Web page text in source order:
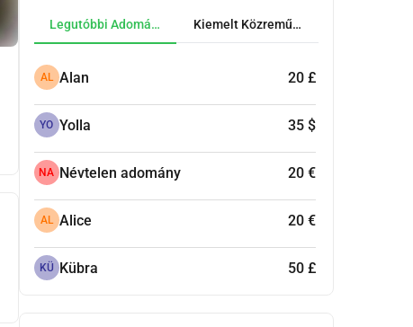
Legutóbbi Adományok Kiemelt Közreműködők
AL Alan 20 £
YO Yolla 35 $
NA Névtelen adomány 20 €
AL Alice 20 €
KÜ Kübra 50 £